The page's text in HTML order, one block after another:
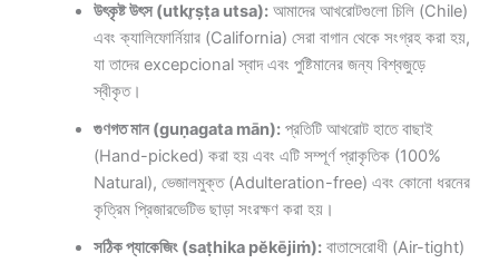
উৎকৃষ্ট উৎস (utkr̥ṣṭa utsa):আমাদের আখরোটগুলো চিলি (Chile)
এবং ক্যালিফোর্নিয়ার (California) সেরা বাগান থেকে সংগ্রহ করা হয়,
যা তাদের excepcional স্বাদ এবং পুষ্টিমানের জন্য বিশ্বজুড়ে
স্বীকৃত।
গুণগত মান (guṇagata mān):প্রতিটি আখরোট হাতে বাছাই
(Hand-picked) করা হয় এবং এটি সম্পূর্ণ প্রাকৃতিক (100%
Natural), ভেজালমুক্ত (Adulteration-free) এবং কোনো ধরনের
কৃত্রিম প্রিজারভেটিভ ছাড়া সংরক্ষণ করা হয়।
সঠিক প্যাকেজিং (saṭhika pĕkējiṁ):বাতাসেরোধী (Air-tight)